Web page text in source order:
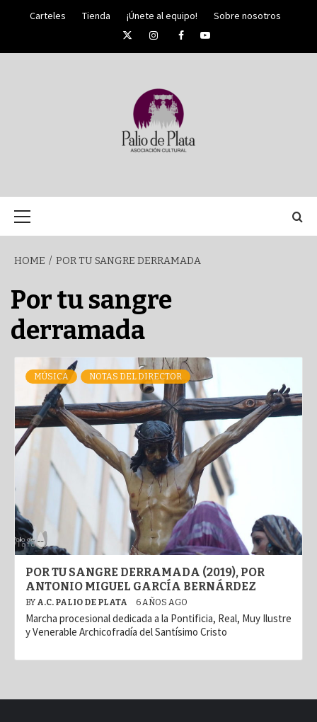
Carteles Tienda ¡Únete al equipo!
Sobre nosotros
TwitterInstagramFacebookYouTube
SEMANA
SANTA DE
MÁLAGA
HOME POR TU SANGRE DERRAMADA
Por tu sangre
derramada
MÚSICA NOTAS DEL DIRECTOR
POR TU SANGRE DERRAMADA (2019), POR
ANTONIO MIGUEL GARCÍA BERNÁRDEZ
BY A.C. PALIO DE PLATA 6 AÑOS AGO
Marcha procesional dedicada a la Pontificia, Real, Muy Ilustre
y Venerable Archicofradía del Santísimo Cristo